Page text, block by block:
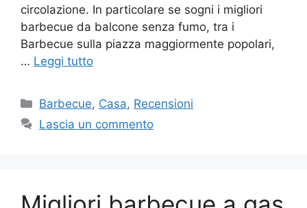
circolazione. In particolare se sogni i migliori
barbecue da balcone senza fumo, tra i
Barbecue sulla piazza maggiormente popolari,
… Leggi tutto
Categorie
Barbecue, Casa, Recensioni
Lascia un commento